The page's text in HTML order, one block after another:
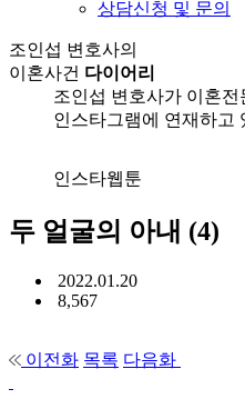
상담신청 및 문의
조인섭 변호사의
이혼사건 다이어리
조인섭 변호사가 이혼
인스타그램에 연재하고
인스타웹툰
두 얼굴의 아내 (4)
2022.01.20
8,567
이전화 목록 다음화